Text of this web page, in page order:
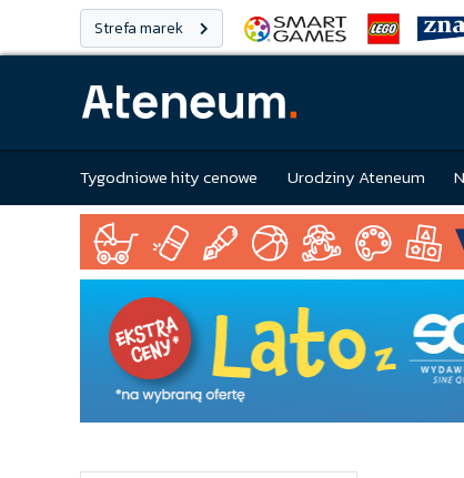
Strefa marek
Tygodniowe hity cenowe Urodziny Ateneum